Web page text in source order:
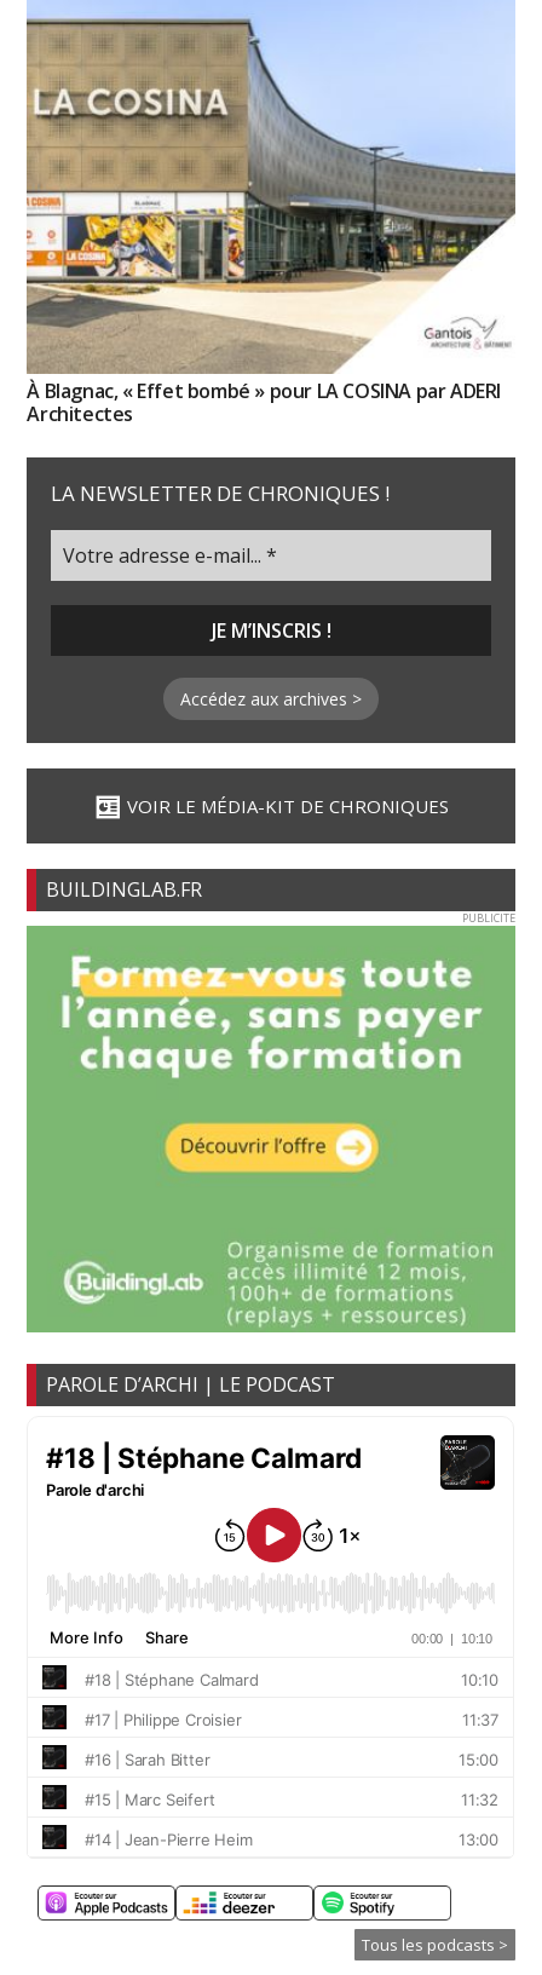
À Blagnac, « Effet bombé » pour LA COSINA par ADERI
Architectes
LA NEWSLETTER DE CHRONIQUES !
Accédez aux archives >
VOIR LE MÉDIA-KIT DE CHRONIQUES
BUILDINGLAB.FR
PUBLICITE
PAROLE D’ARCHI | LE PODCAST
Tous les podcasts >